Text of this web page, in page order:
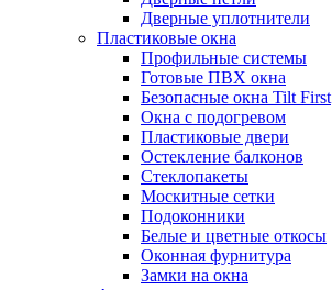
Дверные уплотнители
Пластиковые окна
Профильные системы
Готовые ПВХ окна
Безопасные окна Tilt First
Окна с подогревом
Пластиковые двери
Остекление балконов
Стеклопакеты
Москитные сетки
Подоконники
Белые и цветные откосы
Оконная фурнитура
Замки на окна